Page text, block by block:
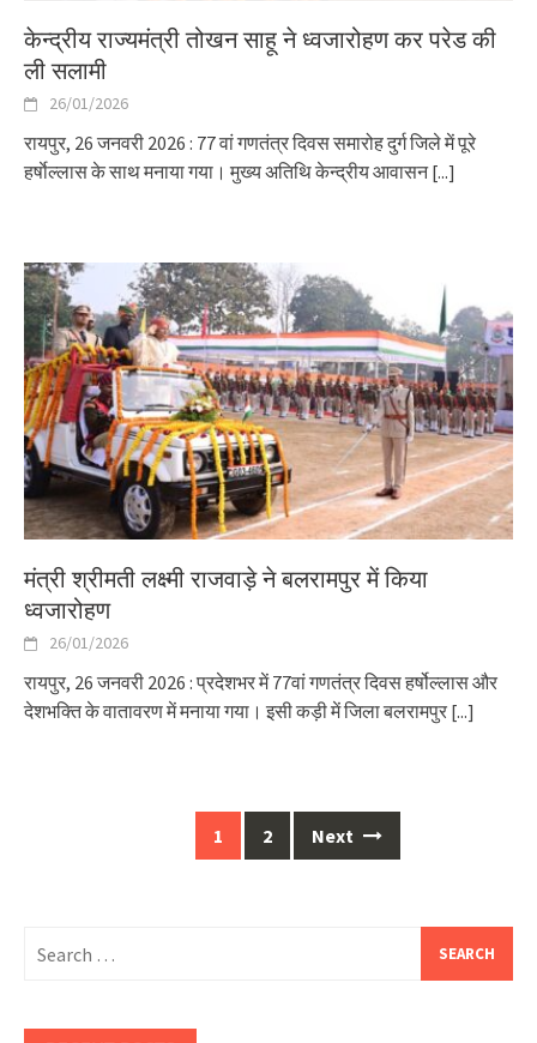
केन्द्रीय राज्यमंत्री तोखन साहू ने ध्वजारोहण कर परेड की
ली सलामी
26/01/2026
रायपुर, 26 जनवरी 2026 : 77 वां गणतंत्र दिवस समारोह दुर्ग जिले में पूरे
हर्षाेल्लास के साथ मनाया गया। मुख्य अतिथि केन्द्रीय आवासन[...]
मंत्री श्रीमती लक्ष्मी राजवाड़े ने बलरामपुर में किया
ध्वजारोहण
26/01/2026
रायपुर, 26 जनवरी 2026 : प्रदेशभर में 77वां गणतंत्र दिवस हर्षोल्लास और
देशभक्ति के वातावरण में मनाया गया। इसी कड़ी में जिला बलरामपुर [...]
1 2 Next
for: